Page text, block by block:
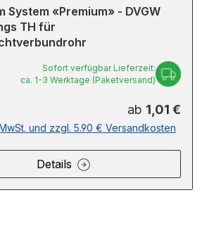
System «Premium» - DVGW
TH für
Sofort verfügbar Lieferzeit:
ca. 1-3 Werktage (Paketversand)
ab 1,01 €
und zzgl. 5.90 € Versandkosten
Details